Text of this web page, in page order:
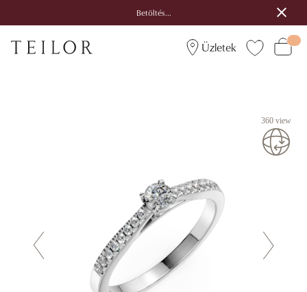
Betöltés...
Üzletek
360 view